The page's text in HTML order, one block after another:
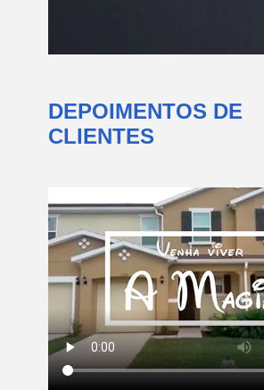
DEPOIMENTOS DE
CLIENTES